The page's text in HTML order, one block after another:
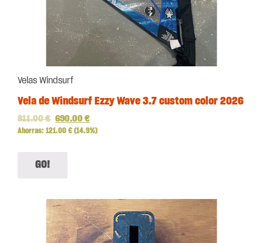
Velas Windsurf
Vela de Windsurf Ezzy Wave 3.7 custom color 2026
811.00€ 690.00 €
Ahorras: 121.00 € (14.9%)
GO!